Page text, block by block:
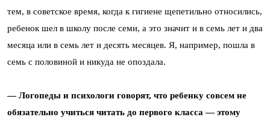
тем, в советское время, когда к гигиене щепетильно относились,
ребенок шел в школу после семи, а это значит и в семь лет и два
месяца или в семь лет и десять месяцев. Я, например, пошла в
семь с половиной и никуда не опоздала.
— Логопеды и психологи говорят, что ребенку совсем не
обязательно учиться читать до первого класса — этому